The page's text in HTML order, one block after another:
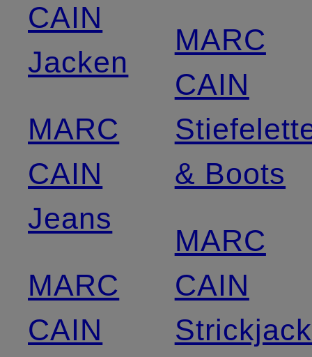
CAIN
Jacken
MARC
CAIN
Jeans
MARC
CAIN
MARC
CAIN
& Boots
MARC
CAIN